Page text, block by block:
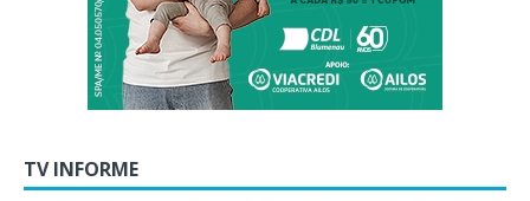
TV INFORME